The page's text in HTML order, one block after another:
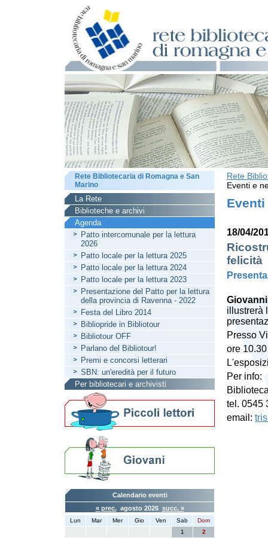
Rete
Eventi e
Eventi
18/04/
felicità
illustrerà
Presso
ore 10.30
Per info:
tel. 0545
email:
Rete Bibliotecaria di Romagna e San
Marino
La Rete
Biblioteche e archivi
Agenda
Patto intercomunale per la lettura
2026
Patto locale per la lettura 2025
Patto locale per la lettura 2024
Patto locale per la lettura 2023
Presentazione del Patto per la lettura
della provincia di Ravenna - 2022
Festa del Libro 2014
Bibliopride in Bibliotour
Bibliotour OFF
Parlano del Bibliotour!
Premi e concorsi letterari
SBN: un'eredità per il futuro
Per bibliotecari e archivisti
Calendario eventi
« prec.agosto 2026 succ. »
Lun Mar Mer Gio Ven Sab
Dom
1
2